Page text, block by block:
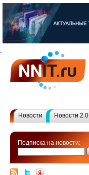
Новости Новости 2.0
Подписка на новости: